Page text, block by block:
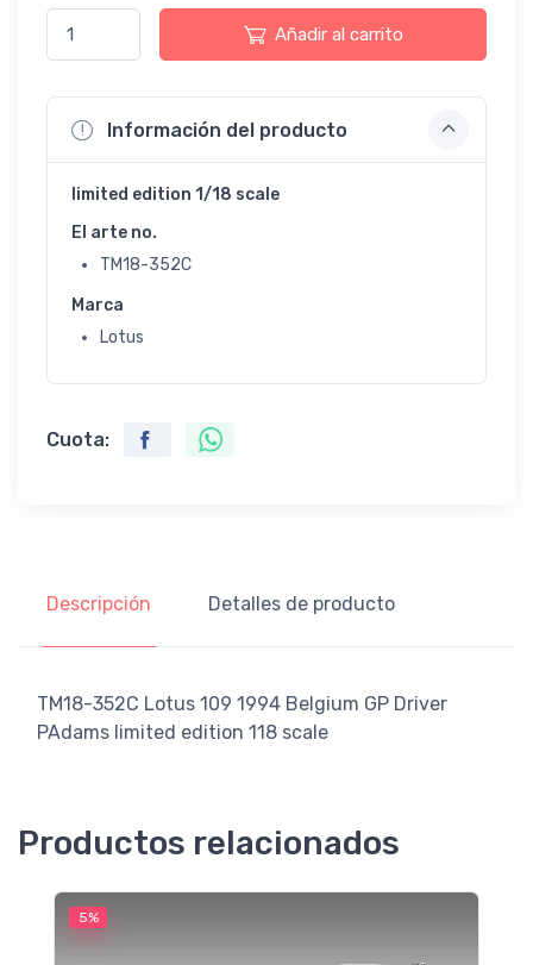
Añadir al carrito
Información del producto
limited edition 1/18 scale
El arte no.
TM18-352C
Marca
Lotus
Cuota:
Descripción Detalles de producto
TM18-352C Lotus 109 1994 Belgium GP Driver
PAdams limited edition 118 scale
Productos relacionados
5%